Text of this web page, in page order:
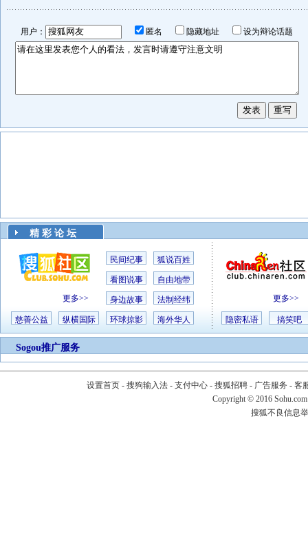
用户： 匿名 隐藏地址 设为辩论话题
精 彩 论 坛
更多>>
民间纪事 狐说百姓
看图说事 自由地带
身边故事 法制经纬
慈善公益 纵横国际 环球掠影 海外华人
更多>>
隐密私语 搞笑吧
Sogou推广服务
设置首页- 搜狗输入法- 支付中心- 搜狐招聘- 广告服务 - 客
Copyright © 2016
搜狐不良信息